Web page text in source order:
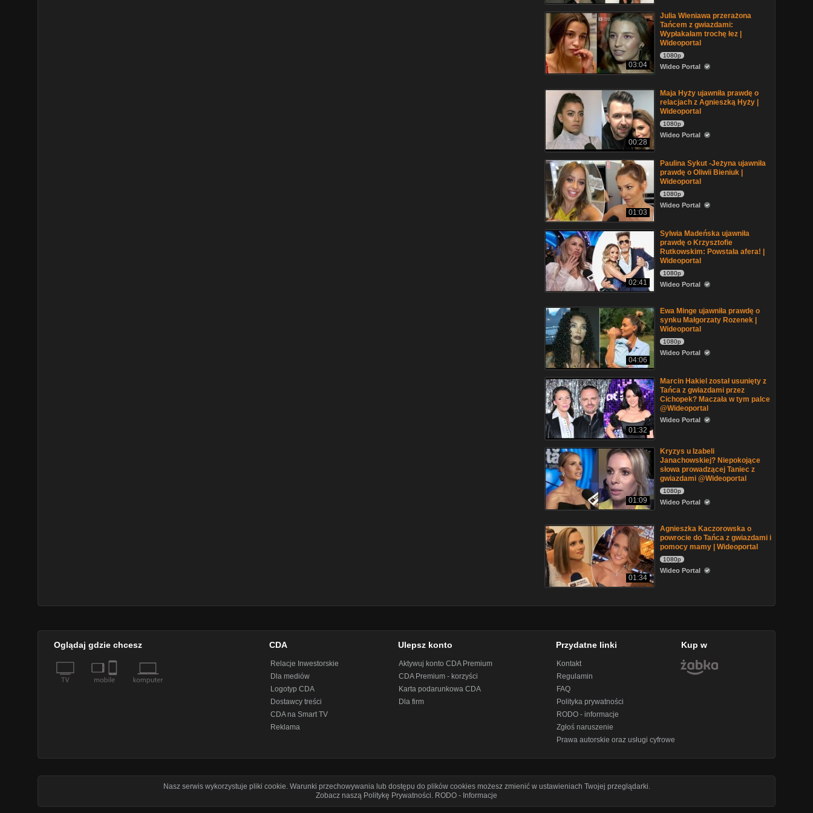
03:04
Julia Wieniawa przerażona
Tańcem z gwiazdami:
Wypłakałam trochę łez |
Wideoportal
1080p
Wideo Portal
00:28
Maja Hyży ujawniła prawdę o
relacjach z Agnieszką Hyży |
Wideoportal
1080p
Wideo Portal
01:03
Paulina Sykut -Jeżyna ujawniła
prawdę o Oliwii Bieniuk |
Wideoportal
1080p
Wideo Portal
02:41
Sylwia Madeńska ujawniła
prawdę o Krzysztofie
Rutkowskim: Powstała afera! |
Wideoportal
1080p
Wideo Portal
04:06
Ewa Minge ujawniła prawdę o
synku Małgorzaty Rozenek |
Wideoportal
1080p
Wideo Portal
01:32
Marcin Hakiel został usunięty z
Tańca z gwiazdami przez
Cichopek? Maczała w tym palce
@Wideoportal
Wideo Portal
01:09
Kryzys u Izabeli
Janachowskiej? Niepokojące
słowa prowadzącej Taniec z
gwiazdami @Wideoportal
1080p
Wideo Portal
01:34
Agnieszka Kaczorowska o
powrocie do Tańca z gwiazdami i
pomocy mamy | Wideoportal
1080p
Wideo Portal
Oglądaj gdzie chcesz CDA
Relacje Inwestorskie
Dla mediów
Logotyp CDA
Dostawcy treści
CDA na Smart TV
Reklama
Ulepsz konto
Aktywuj konto CDA Premium
CDA Premium - korzyści
Karta podarunkowa CDA
Dla firm
Przydatne linki
Kontakt
Regulamin
FAQ
Polityka prywatności
RODO - informacje
Zgłoś naruszenie
Prawa autorskie oraz usługi cyfrowe
Kup w
Nasz serwis wykorzystuje pliki cookie. Warunki przechowywania lub dostępu do plików cookies możesz zmienić w ustawieniach Twojej przeglądarki.
Zobacz naszą Politykę Prywatności. RODO - Informacje